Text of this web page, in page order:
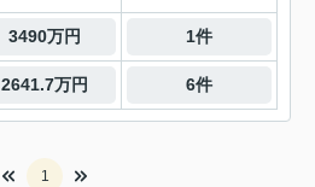
3490万円 1件
2641.7万円 6件
1